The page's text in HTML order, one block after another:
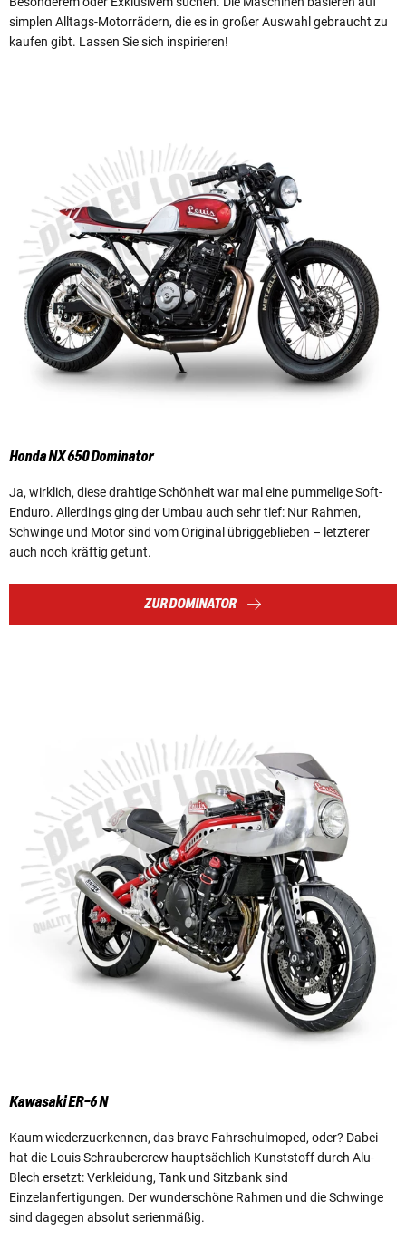
simplen Alltags-Motorrädern, die es in großer Auswahl gebraucht zu
kaufen gibt. Lassen Sie sich inspirieren!
Honda NX 650 Dominator
Ja, wirklich, diese drahtige Schönheit war mal eine pummelige Soft-
Enduro. Allerdings ging der Umbau auch sehr tief: Nur Rahmen,
Schwinge und Motor sind vom Original übriggeblieben – letzterer
auch noch kräftig getunt.
ZUR DOMINATOR
Kawasaki ER-6 N
Kaum wiederzuerkennen, das brave Fahrschulmoped, oder? Dabei
hat die Louis Schraubercrew hauptsächlich Kunststoff durch Alu-
Blech ersetzt: Verkleidung, Tank und Sitzbank sind
Einzelanfertigungen. Der wunderschöne Rahmen und die Schwinge
sind dagegen absolut serienmäßig.